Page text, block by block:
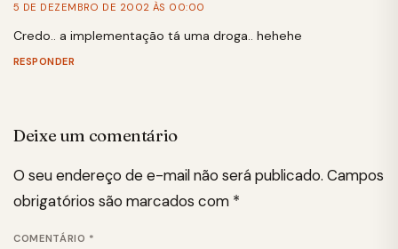
5 DE DEZEMBRO DE 2002 ÀS 00:00
Credo.. a implementação tá uma droga.. hehehe
RESPONDER
Deixe um comentário
O seu endereço de e-mail não será publicado. Campos
obrigatórios são marcados com *
COMENTÁRIO *